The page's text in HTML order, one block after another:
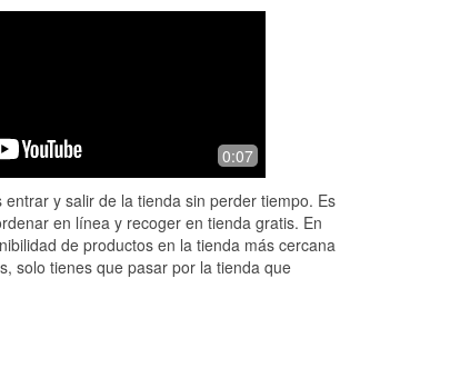
Great experience over the phone.
Phone answered quickly, Cecil
a customer first. On hold for maybe 2
minute ...Read More
battery was still
0:07
y salir de la tienda sin perder tiempo. Es
en línea y recoger en tienda gratis. En
de productos en la tienda más cercana
solo tienes que pasar por la tienda que